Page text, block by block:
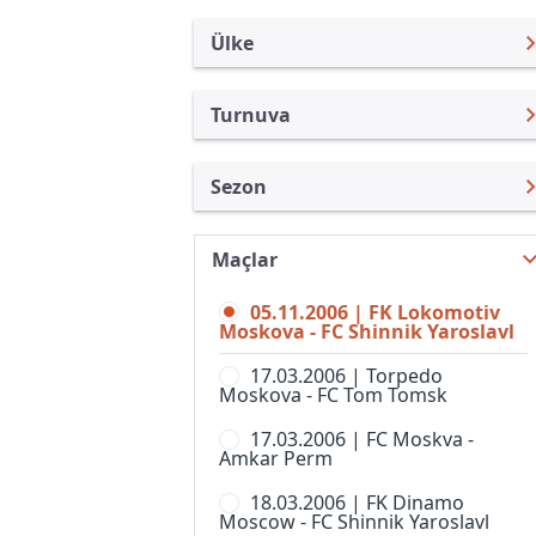
Ülke
Rusya
Türkiye
Uluslararası
Uluslararası Kulüpler
Turkiye
İngiltere
Almanya Amatör
Fransa
Turnuva
Rusya Kupası
Süper Kupa
2. Liga, Division A
2. Liga, Division B, Grup 1
2. Liga, Division B, Grup 3
2. Liga, Division B, Grup 4
Sezon
Premier Lig 26/27
Premier Lig 25/26
Premier Lig 24/25
Premier Lig 23/24
Premier Lig 22/23
Premier Lig 21/22
Maçlar
05.11.2006 | FK Lokomotiv
Moskova - FC Shinnik Yaroslavl
17.03.2006 | Torpedo
Moskova - FC Tom Tomsk
17.03.2006 | FC Moskva -
Amkar Perm
18.03.2006 | FK Dinamo
Moscow - FC Shinnik Yaroslavl